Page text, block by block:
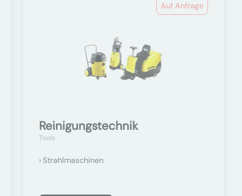
Auf Anfrage
Reinigungstechnik
Tools
Strahlmaschinen